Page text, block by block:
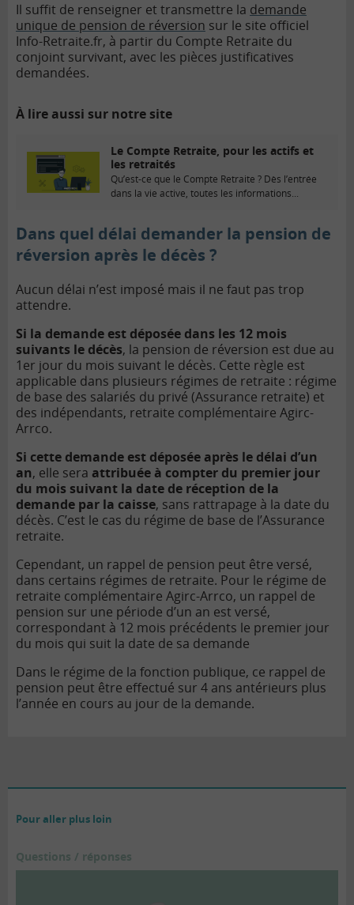
Il suffit de renseigner et transmettre la demande
unique de pension de réversion sur le site officiel
Info-Retraite.fr, à partir du Compte Retraite du
conjoint survivant, avec les pièces justificatives
demandées.
À lire aussi sur notre site
Le Compte Retraite, pour les actifs et
les retraités
Qu’est-ce que le Compte Retraite ? Dès l’entrée
dans la vie active, toutes les informations...
Dans quel délai demander la pension de
réversion après le décès ?
Aucun délai n’est imposé mais il ne faut pas trop
attendre.
Si la demande est déposée dans les 12 mois
suivants le décès, la pension de réversion est due au
1er jour du mois suivant le décès. Cette règle est
applicable dans plusieurs régimes de retraite : régime
de base des salariés du privé (Assurance retraite) et
des indépendants, retraite complémentaire Agirc-
Arrco.
Si cette demande est déposée après le délai d’un
an, elle sera attribuée à compter du premier jour
du mois suivant la date de réception de la
demande par la caisse, sans rattrapage à la date du
décès. C’est le cas du régime de base de l’Assurance
retraite.
Cependant, un rappel de pension peut être versé,
dans certains régimes de retraite. Pour le régime de
retraite complémentaire Agirc-Arrco, un rappel de
pension sur une période d’un an est versé,
correspondant à 12 mois précédents le premier jour
du mois qui suit la date de sa demande
Dans le régime de la fonction publique, ce rappel de
pension peut être effectué sur 4 ans antérieurs plus
l’année en cours au jour de la demande.
Pour aller plus loin
Questions / réponses